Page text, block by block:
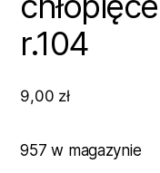
r.104
9,00 zł
957 w magazynie